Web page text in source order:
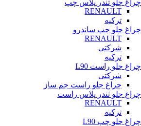
چراغ جلو تندر پلاس چپ
RENAULT
ترکیه
چراغ جلو چپ ساندرو
RENAULT
شرکتی
ترکیه
چراغ جلو راست L90
شرکتی
چراغ جلو راست جم ساز
چراغ جلو تندر پلاس راست
RENAULT
ترکیه
چراغ جلو چپ L90